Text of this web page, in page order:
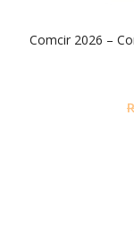
Comcir 2026 –